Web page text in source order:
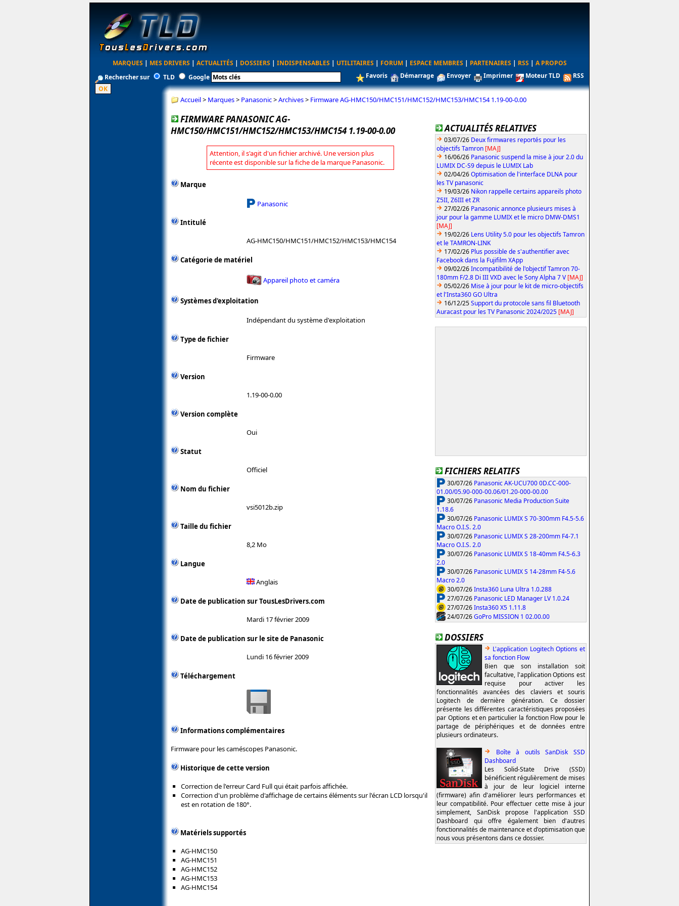
MARQUES | MES DRIVERS | ACTUALITÉS | DOSSIERS | INDISPENSABLES | UTILITAIRES | FORUM | ESPACE MEMBRES | PARTENAIRES | RSS | A PROPOS
Rechercher sur
TLD Google Favoris Démarrage Envoyer Imprimer Moteur TLD RSS
Accueil> Marques> Panasonic>Archives> Firmware AG-HMC150/HMC151/HMC152/HMC153/HMC154 1.19-00-0.00
FIRMWARE PANASONIC AG-
HMC150/HMC151/HMC152/HMC153/HMC154 1.19-00-0.00
Attention, il s'agit d'un fichier archivé. Une version plus
récente est disponible sur la fiche de la marque Panasonic.
Marque
Panasonic
Intitulé
AG-HMC150/HMC151/HMC152/HMC153/HMC154
Catégorie de matériel
Appareil photo et caméra
Systèmes d'exploitation
Indépendant du système d'exploitation
Type de fichier
Firmware
Version
1.19-00-0.00
Version complète
Oui
Statut
Officiel
Nom du fichier
vsi5012b.zip
Taille du fichier
8,2 Mo
Langue
Anglais
Date de publication sur TousLesDrivers.com
Mardi 17 février 2009
Date de publication sur le site de Panasonic
Lundi 16 février 2009
Téléchargement
Informations complémentaires
Firmware pour les caméscopes Panasonic.
Historique de cette version
Correction de l'erreur Card Full qui était parfois affichée.
Correction d'un problème d'affichage de certains éléments sur l'écran LCD lorsqu'il
est en rotation de 180°.
Matériels supportés
AG-HMC150
AG-HMC151
AG-HMC152
AG-HMC153
AG-HMC154
ACTUALITÉS RELATIVES
03/07/26 Deux firmwares reportés pour les
objectifs Tamron [MAJ]
16/06/26 Panasonic suspend la mise à jour 2.0 du
LUMIX DC-S9 depuis le LUMIX Lab
02/04/26Optimisation de l'interface DLNA pour
les TV panasonic
19/03/26 Nikon rappelle certains appareils photo
Z5II, Z6III et ZR
27/02/26 Panasonic annonce plusieurs mises à
jour pour la gamme LUMIX et le micro DMW-DMS1
[MAJ]
19/02/26 Lens Utility 5.0 pour les objectifs Tamron
et le TAMRON-LINK
17/02/26 Plus possible de s'authentifier avec
Facebook dans la Fujifilm XApp
09/02/26Incompatibilité de l'objectif Tamron 70-
180mm F/2.8 Di III VXD avec le Sony Alpha 7 V [MAJ]
05/02/26 Mise à jour pour le kit de micro-objectifs
et l'Insta360 GO Ultra
16/12/25Support du protocole sans fil Bluetooth
Auracast pour les TV Panasonic 2024/2025 [MAJ]
FICHIERS RELATIFS
30/07/26 Panasonic AK-UCU700 0D.CC-000-
01.00/05.90-000-00.06/01.20-000-00.00
30/07/26 Panasonic Media Production Suite
1.18.6
30/07/26 Panasonic LUMIX S 70-300mm F4.5-5.6
Macro O.I.S. 2.0
30/07/26 Panasonic LUMIX S 28-200mm F4-7.1
Macro O.I.S. 2.0
30/07/26 Panasonic LUMIX S 18-40mm F4.5-6.3
2.0
30/07/26 Panasonic LUMIX S 14-28mm F4-5.6
Macro 2.0
30/07/26Insta360 Luna Ultra 1.0.288
27/07/26 Panasonic LED Manager LV 1.0.24
27/07/26Insta360 X5 1.11.8
24/07/26GoPro MISSION 1 02.00.00
DOSSIERS
L'application Logitech Options et
sa fonction Flow
Bien que son installation soit
facultative, l'application Options est
requise pour activer les
fonctionnalités avancées des claviers et souris
Logitech de dernière génération. Ce dossier
présente les différentes caractéristiques proposées
par Options et en particulier la fonction Flow pour le
partage de périphériques et de données entre
plusieurs ordinateurs.
Boîte à outils SanDisk SSD
Dashboard
Les Solid-State Drive (SSD)
bénéficient régulièrement de mises
à jour de leur logiciel interne
(firmware) afin d'améliorer leurs performances et
leur compatibilité. Pour effectuer cette mise à jour
simplement, SanDisk propose l'application SSD
Dashboard qui offre également bien d'autres
fonctionnalités de maintenance et d'optimisation que
nous vous présentons dans ce dossier.